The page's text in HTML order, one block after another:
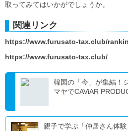
取ってみてはいかがでしょうか。
関連リンク
https://www.furusato-tax.club/
https://www.furusato-tax.club/
韓国の「今」が集結！
マヤでCAViAR
親子で学ぶ「仲居さん体